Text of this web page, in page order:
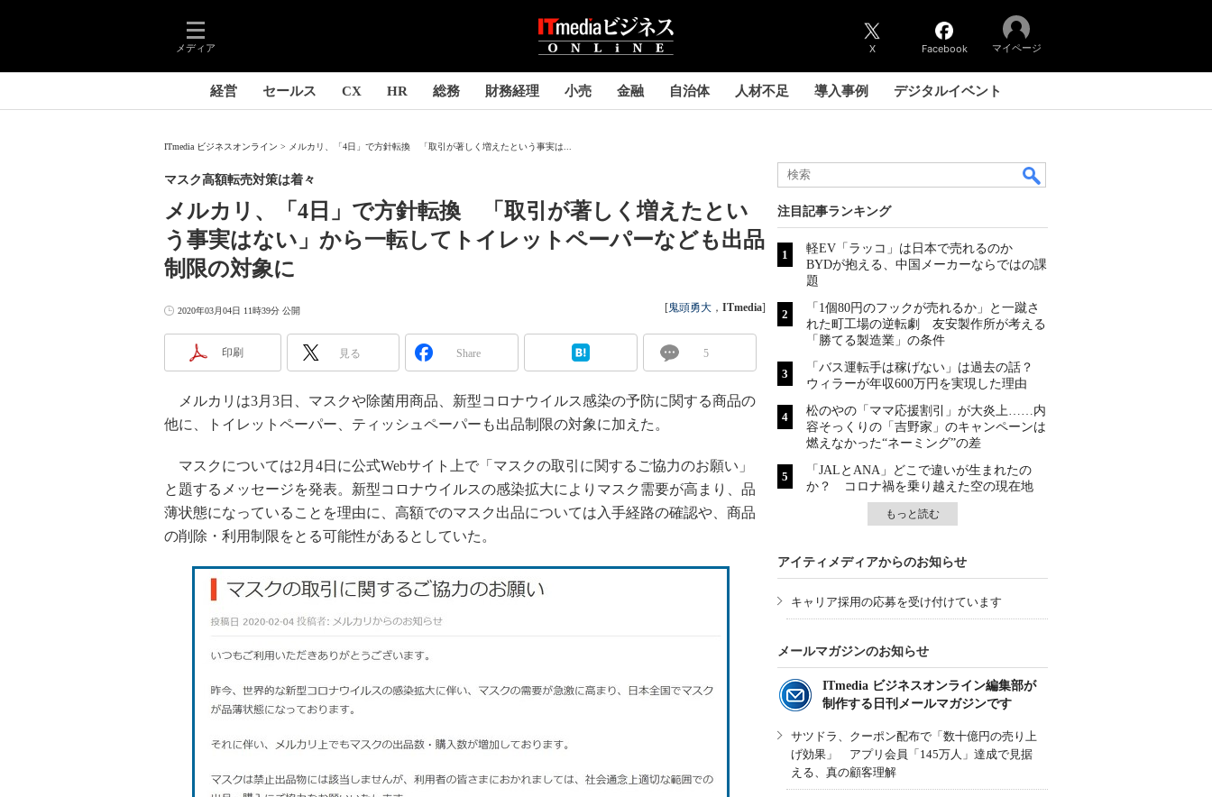
メディア X Facebook マイページ
経営 セールス CX HR 総務 財務経理 小売 金融 自治体 人材不足 導入事例 デジタルイベント
ITmedia ビジネスオンライン メルカリ、「4日」で方針転換 「取引が著しく増えたという事実は...
メルカリ、「4日」で方針転換 「取引が著しく増えたとい
う事実はない」から一転してトイレットペーパーなども出品
制限の対象に
マスク高額転売対策は着々
2020年03月04日 11時39分 公開 [鬼頭勇大 ， ITmedia]
印刷 見る Share 5
メルカリは3月3日、マスクや除菌用商品、新型コロナウイルス感染の予防に関する商品の
他に、トイレットペーパー、ティッシュペーパーも出品制限の対象に加えた。
マスクについては2月4日に公式Webサイト上で「マスクの取引に関するご協力のお願い」
と題するメッセージを発表。新型コロナウイルスの感染拡大によりマスク需要が高まり、品
薄状態になっていることを理由に、高額でのマスク出品については入手経路の確認や、商品
の削除・利用制限をとる可能性があるとしていた。
注目記事ランキング
軽EV「ラッコ」は日本で売れるのか
BYDが抱える、中国メーカーならではの課
題
「1個80円のフックが売れるか」と一蹴さ
れた町工場の逆転劇 友安製作所が考える
「勝てる製造業」の条件
「バス運転手は稼げない」は過去の話？
ウィラーが年収600万円を実現した理由
松のやの「ママ応援割引」が大炎上……内
容そっくりの「吉野家」のキャンペーンは
燃えなかった“ネーミング”の差
「JALとANA」どこで違いが生まれたの
か？ コロナ禍を乗り越えた空の現在地
もっと読む
アイティメディアからのお知らせ
キャリア採用の応募を受け付けています
メールマガジンのお知らせ
ITmedia ビジネスオンライン編集部が
制作する日刊メールマガジンです
サツドラ、クーポン配布で「数十億円の売り上
げ効果」 アプリ会員「145万人」達成で見据
える、真の顧客理解